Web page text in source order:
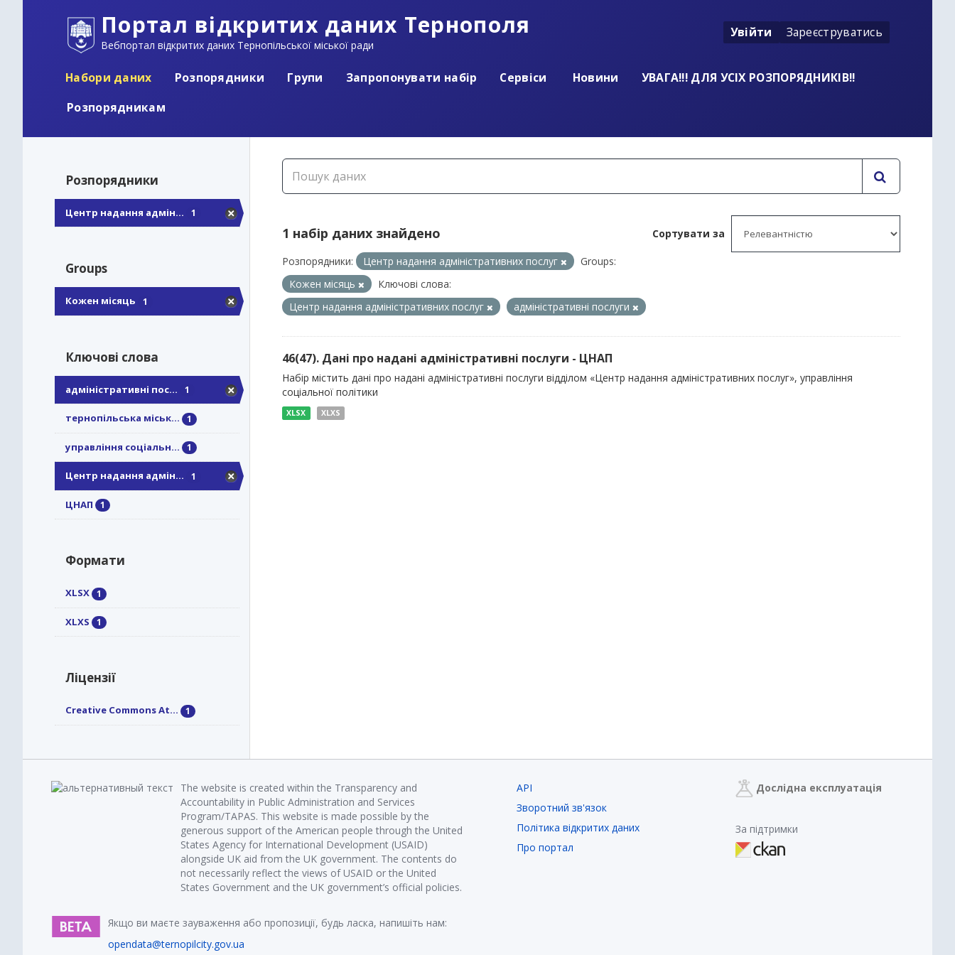
Портал відкритих даних Тернополя
Вебпортал відкритих даних Тернопільської міської ради
Увійти Зареєструватись
Набори даних Розпорядники Групи Запропонувати набір Сервіси Новини
УВАГА!!! ДЛЯ УСІХ РОЗПОРЯДНИКІВ!!
Розпорядникам
Розпорядники
Центр надання адмін... 1
Groups
Кожен місяць 1
Ключові слова
адміністративні пос... 1
тернопільська міськ... 1
управління соціальн... 1
Центр надання адмін... 1
ЦНАП 1
Формати
XLSX 1
XLXS 1
Ліцензії
Creative Commons At... 1
Сортувати за
1 набір даних знайдено
Розпорядники: Центр надання адміністративних послуг
Groups:
Кожен місяць
Ключові слова:
Центр надання адміністративних послуг
адміністративні послуги
46(47). Дані про надані адміністративні послуги - ЦНАП
Набір містить дані про надані адміністративні послуги відділом «Центр надання адміністративних послуг», управління
соціальної політики
XLSX XLXS
The website is created within the Transparency and
Accountability in Public Administration and Services
Program/TAPAS. This website is made possible by the
generous support of the American people through the United
States Agency for International Development (USAID)
alongside UK aid from the UK government. The contents do
not necessarily reflect the views of USAID or the United
States Government and the UK government’s official policies.
Якщо ви маєте зауваження або пропозиції, будь ласка, напишіть нам:
opendata@ternopilcity.gov.ua
API
Зворотний зв'язок
Політика відкритих даних
Про портал
Дослідна експлуатація
За підтримки